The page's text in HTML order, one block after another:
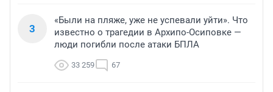
3
«Были на пляже, уже не успевали уйти». Что
известно о трагедии в Архипо-Осиповке —
люди погибли после атаки БПЛА
33 259 67